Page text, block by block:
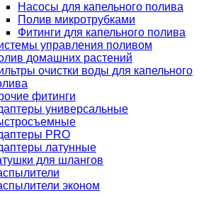
Насосы для капельного полива
Полив микротрубками
Фитинги для капельного полива
управления поливом
домашних растений
очистки воды для капельного
фитинги
универсальные
PRO
латунные
для шлангов
эконом